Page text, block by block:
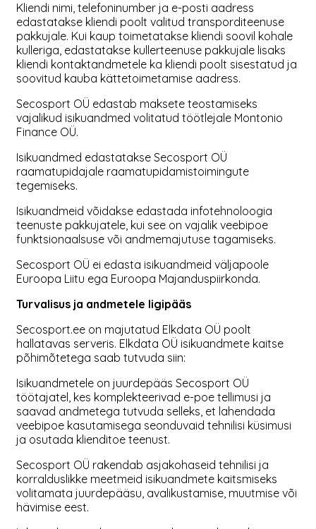
Kliendi nimi, telefoninumber ja e-posti aadress
edastatakse kliendi poolt valitud transporditeenuse
pakkujale. Kui kaup toimetatakse kliendi soovil kohale
kulleriga, edastatakse kullerteenuse pakkujale lisaks
kliendi kontaktandmetele ka kliendi poolt sisestatud ja
soovitud kauba kättetoimetamise aadress.
Secosport OÜ edastab maksete teostamiseks
vajalikud isikuandmed volitatud töötlejale Montonio
Finance OÜ.
Isikuandmed edastatakse Secosport OÜ
raamatupidajale raamatupidamistoimingute
tegemiseks.
Isikuandmeid võidakse edastada infotehnoloogia
teenuste pakkujatele, kui see on vajalik veebipoe
funktsionaalsuse või andmemajutuse tagamiseks.
Secosport OÜ ei edasta isikuandmeid väljapoole
Euroopa Liitu ega Euroopa Majanduspiirkonda.
Turvalisus ja andmetele ligipääs
Secosport.ee on majutatud Elkdata OÜ poolt
hallatavas serveris. Elkdata OÜ isikuandmete kaitse
põhimõtetega saab tutvuda siin:
Isikuandmetele on juurdepääs Secosport OÜ
töötajatel, kes komplekteerivad e-poe tellimusi ja
saavad andmetega tutvuda selleks, et lahendada
veebipoe kasutamisega seonduvaid tehnilisi küsimusi
ja osutada klienditoe teenust.
Secosport OÜ rakendab asjakohaseid tehnilisi ja
korralduslikke meetmeid isikuandmete kaitsmiseks
volitamata juurdepääsu, avalikustamise, muutmise või
hävimise eest.